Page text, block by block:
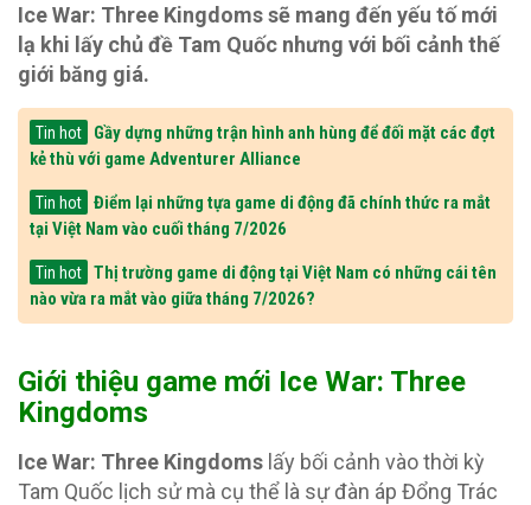
Ice War: Three Kingdoms sẽ mang đến yếu tố mới
lạ khi lấy chủ đề Tam Quốc nhưng với bối cảnh thế
giới băng giá.
Tin hot
Gầy dựng những trận hình anh hùng để đối mặt các đợt
kẻ thù với game Adventurer Alliance
Tin hot
Điểm lại những tựa game di động đã chính thức ra mắt
tại Việt Nam vào cuối tháng 7/2026
Tin hot
Thị trường game di động tại Việt Nam có những cái tên
nào vừa ra mắt vào giữa tháng 7/2026?
Giới thiệu game mới Ice War: Three
Kingdoms
Ice War: Three Kingdoms lấy bối cảnh vào thời kỳ
Tam Quốc lịch sử mà cụ thể là sự đàn áp Đổng Trác